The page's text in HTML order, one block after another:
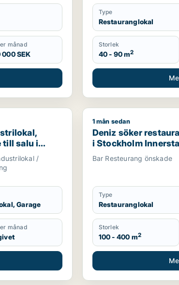
månad
SEK
Type
Restauranglokal
Storlek
40 - 90 m2
eller Vasastan m.fl.
restauranglokal eller garage till salu i
till salu i
eller
/
Garage
månad
Deniz söker
1 mån sedan
Deniz söker
i Stockholm
Vasastan m.fl.
Bar Resteurang önskade
Type
Restauranglokal
Storlek
100 - 400 m2